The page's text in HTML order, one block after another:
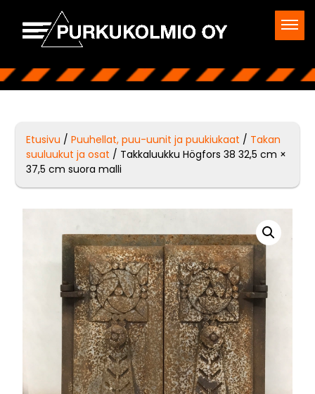
Etusivu /Puuhellat, puu-uunit ja puukiukaat / Takan
suuluukut ja osat / Takkaluukku Högfors 38 32,5 cm ×
37,5 cm suora malli